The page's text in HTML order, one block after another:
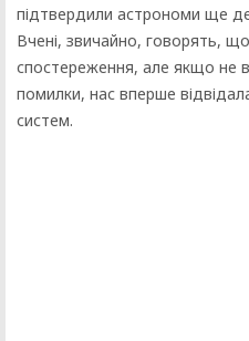
підтвердили астрономи ще
Вчені, звичайно, говорять,
спостереження, але якщо не
помилки, нас вперше
систем.